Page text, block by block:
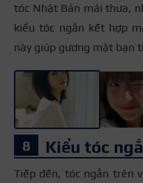
tóc Nhật Bản mái thưa,
kiểu tóc ngắn kết hợp
này giúp gương mặt bạn
Kiểu tóc
Tiếp đến, tóc ngắn trên